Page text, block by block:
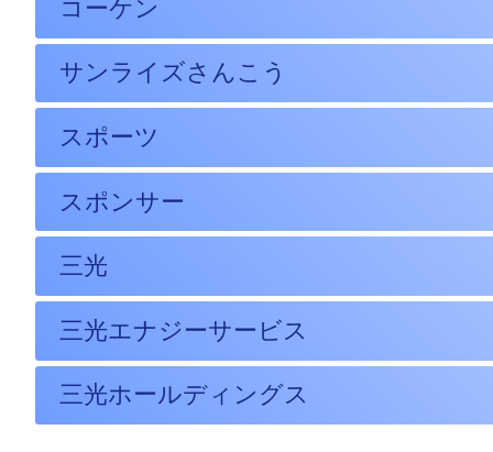
コーケン
サンライズさんこう
スポーツ
スポンサー
三光
三光エナジーサービス
三光ホールディングス